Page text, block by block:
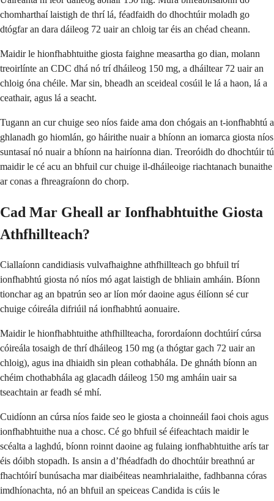
chomharthaí laistigh de thrí lá, féadfaidh do dhochtúir moladh go
dtógfar an dara dáileog 72 uair an chloig tar éis an chéad cheann.
Maidir le hionfhabhtuithe giosta faighne measartha go dian, molann
treoirlínte an CDC dhá nó trí dháileog 150 mg, a dháiltear 72 uair an
chloig óna chéile. Mar sin, bheadh an sceideal cosúil le lá a haon, lá a
ceathair, agus lá a seacht.
Tugann an cur chuige seo níos faide ama don chógais an t-ionfhabhtú a
ghlanadh go hiomlán, go háirithe nuair a bhíonn an iomarca giosta níos
suntasaí nó nuair a bhíonn na hairíonna dian. Treoróidh do dhochtúir tú
maidir le cé acu an bhfuil cur chuige il-dháileoige riachtanach bunaithe
ar conas a fhreagraíonn do chorp.
Cad Mar Gheall ar Ionfhabhtuithe Giosta
Athfhillteach?
Ciallaíonn candidiasis vulvafhaighne athfhillteach go bhfuil trí
ionfhabhtú giosta nó níos mó agat laistigh de bhliain amháin. Bíonn
tionchar ag an bpatrún seo ar líon mór daoine agus éilíonn sé cur
chuige cóireála difriúil ná ionfhabhtú aonuaire.
Maidir le hionfhabhtuithe athfhillteacha, forordaíonn dochtúirí cúrsa
cóireála tosaigh de thrí dháileog 150 mg (a thógtar gach 72 uair an
chloig), agus ina dhiaidh sin plean cothabhála. De ghnáth bíonn an
chéim chothabhála ag glacadh dáileog 150 mg amháin uair sa
tseachtain ar feadh sé mhí.
Cuidíonn an cúrsa níos faide seo le giosta a choinneáil faoi chois agus
ionfhabhtuithe nua a chosc. Cé go bhfuil sé éifeachtach maidir le
scéalta a laghdú, bíonn roinnt daoine ag fulaing ionfhabhtuithe arís tar
éis dóibh stopadh. Is ansin a d’fhéadfadh do dhochtúir breathnú ar
fhachtóirí bunúsacha mar diaibéiteas neamhrialaithe, fadhbanna córas
imdhíonachta, nó an bhfuil an speiceas Candida is cúis le